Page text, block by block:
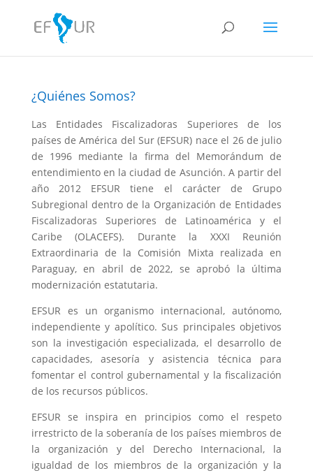
¿Quiénes Somos?
Las Entidades Fiscalizadoras Superiores de los
países de América del Sur (EFSUR) nace el 26 de julio
de 1996 mediante la firma del Memorándum de
entendimiento en la ciudad de Asunción. A partir del
año 2012 EFSUR tiene el carácter de Grupo
Subregional dentro de la Organización de Entidades
Fiscalizadoras Superiores de Latinoamérica y el
Caribe (OLACEFS). Durante la XXXI Reunión
Extraordinaria de la Comisión Mixta realizada en
Paraguay, en abril de 2022, se aprobó la última
modernización estatutaria.
EFSUR es un organismo internacional, autónomo,
independiente y apolítico. Sus principales objetivos
son la investigación especializada, el desarrollo de
capacidades, asesoría y asistencia técnica para
fomentar el control gubernamental y la fiscalización
de los recursos públicos.
EFSUR se inspira en principios como el respeto
irrestricto de la soberanía de los países miembros de
la organización y del Derecho Internacional, la
igualdad de los miembros de la organización y la